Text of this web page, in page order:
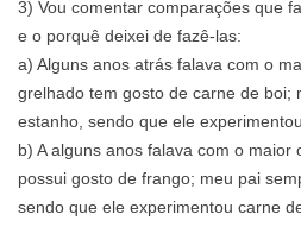
3) Vou comentar comparações que
e o porquê deixei de fazê-las:
a) Alguns anos atrás falava com o
grelhado tem gosto de carne de boi;
estanho, sendo que ele
b) A alguns anos falava com o maior
possui gosto de frango; meu pai
sendo que ele experimentou carne